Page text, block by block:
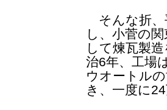
そんな折、
し、小菅の
して煉瓦製
治6年、工場
ウオートル
き、一度に